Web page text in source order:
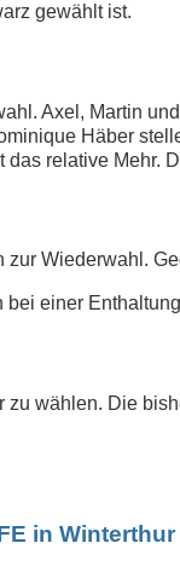
gewählt ist.
Axel, Martin
Häber
relative Mehr.
zur Wiederwahl.
bei einer
zu wählen. Die
in Winterthur